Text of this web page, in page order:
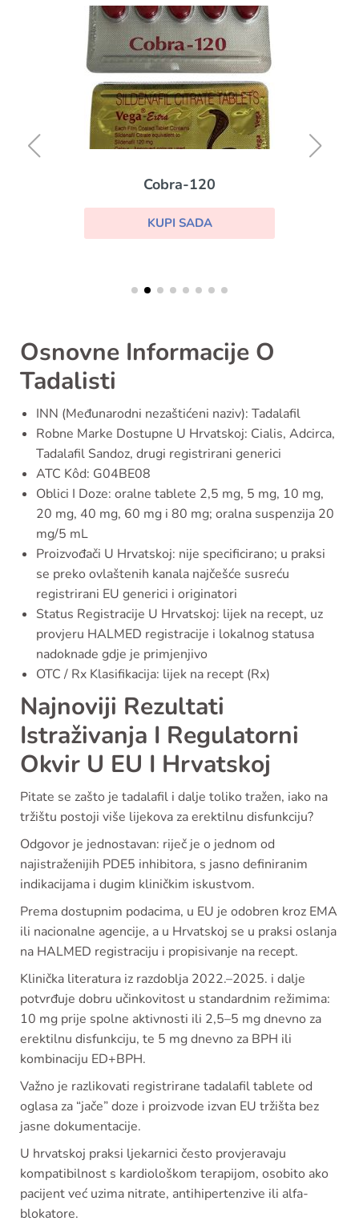
Cobra-120
KUPI SADA
Osnovne Informacije O
Tadalisti
INN (Međunarodni nezaštićeni naziv): Tadalafil
Robne Marke Dostupne U Hrvatskoj: Cialis, Adcirca,
Tadalafil Sandoz, drugi registrirani generici
ATC Kôd: G04BE08
Oblici I Doze: oralne tablete 2,5 mg, 5 mg, 10 mg,
20 mg, 40 mg, 60 mg i 80 mg; oralna suspenzija 20
mg/5 mL
Proizvođači U Hrvatskoj: nije specificirano; u praksi
se preko ovlaštenih kanala najčešće susreću
registrirani EU generici i originatori
Status Registracije U Hrvatskoj: lijek na recept, uz
provjeru HALMED registracije i lokalnog statusa
nadoknade gdje je primjenjivo
OTC / Rx Klasifikacija: lijek na recept (Rx)
Najnoviji Rezultati
Istraživanja I Regulatorni
Okvir U EU I Hrvatskoj
Pitate se zašto je tadalafil i dalje toliko tražen, iako na
tržištu postoji više lijekova za erektilnu disfunkciju?
Odgovor je jednostavan: riječ je o jednom od
najistraženijih PDE5 inhibitora, s jasno definiranim
indikacijama i dugim kliničkim iskustvom.
Prema dostupnim podacima, u EU je odobren kroz EMA
ili nacionalne agencije, a u Hrvatskoj se u praksi oslanja
na HALMED registraciju i propisivanje na recept.
Klinička literatura iz razdoblja 2022.–2025. i dalje
potvrđuje dobru učinkovitost u standardnim režimima:
10 mg prije spolne aktivnosti ili 2,5–5 mg dnevno za
erektilnu disfunkciju, te 5 mg dnevno za BPH ili
kombinaciju ED+BPH.
Važno je razlikovati registrirane tadalafil tablete od
oglasa za “jače” doze i proizvode izvan EU tržišta bez
jasne dokumentacije.
U hrvatskoj praksi ljekarnici često provjeravaju
kompatibilnost s kardiološkom terapijom, osobito ako
pacijent već uzima nitrate, antihipertenzive ili alfa-
blokatore.